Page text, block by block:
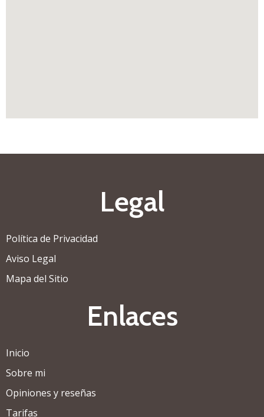
Legal
Política de Privacidad
Aviso Legal
Mapa del Sitio
Enlaces
Inicio
Sobre mi
Opiniones y reseñas
Tarifas